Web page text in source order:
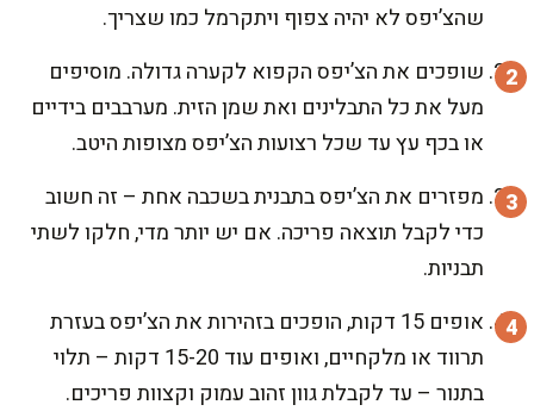
שהצ’יפס לא יהיה צפוף ויתקרמל כמו שצריך.
שופכים את הצ’יפס הקפוא לקערה גדולה. מוסיפים
מעל את כל התבלינים ואת שמן הזית. מערבבים בידיים
או בכף עץ עד שכל רצועות הצ’יפס מצופות היטב.
מפזרים את הצ’יפס בתבנית בשכבה אחת – זה חשוב
כדי לקבל תוצאה פריכה. אם יש יותר מדי, חלקו לשתי
תבניות.
אופים 15 דקות, הופכים בזהירות את הצ’יפס בעזרת
תרווד או מלקחיים, ואופים עוד 15-20 דקות – תלוי
בתנור – עד לקבלת גוון זהוב עמוק וקצוות פריכים.